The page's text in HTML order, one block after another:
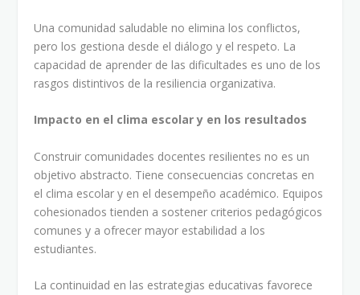
Una comunidad saludable no elimina los conflictos,
pero los gestiona desde el diálogo y el respeto. La
capacidad de aprender de las dificultades es uno de los
rasgos distintivos de la resiliencia organizativa.
Impacto en el clima escolar y en los resultados
Construir comunidades docentes resilientes no es un
objetivo abstracto. Tiene consecuencias concretas en
el clima escolar y en el desempeño académico. Equipos
cohesionados tienden a sostener criterios pedagógicos
comunes y a ofrecer mayor estabilidad a los
estudiantes.
La continuidad en las estrategias educativas favorece